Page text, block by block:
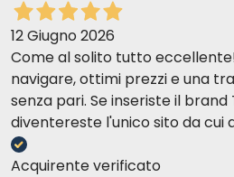
12 Giugno 2026
Come al solito tutto
navigare, ottimi prezzi e una
senza pari. Se inseriste il
diventereste l'unico sito da cui
Acquirente verificato